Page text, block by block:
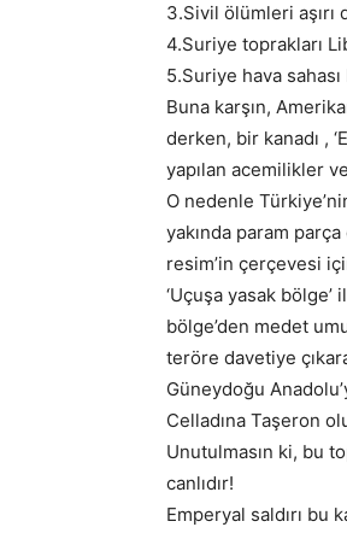
3.Sivil ölümleri aşırı
4.Suriye toprakları
5.Suriye hava sahası
Buna karşın,
derken, bir kanadı ,
yapılan acemilikler
O nedenle
yakında param
resim’in çerçevesi
‘Uçuşa yasak bölge’
bölge’den medet
teröre davetiye
Güneydoğu
Celladına Taşeron
Unutulmasın ki, bu
canlıdır!
Emperyal saldırı bu